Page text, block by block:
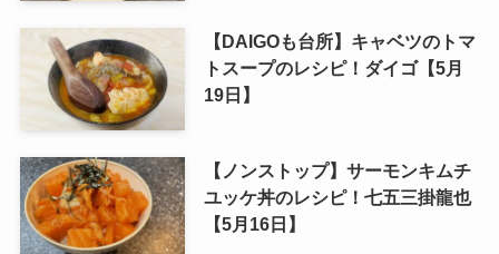
【DAIGOも台所】キャベツのトマ
トスープのレシピ！ダイゴ【5月
19日】
【ノンストップ】サーモンキムチ
ユッケ丼のレシピ！七五三掛龍也
【5月16日】